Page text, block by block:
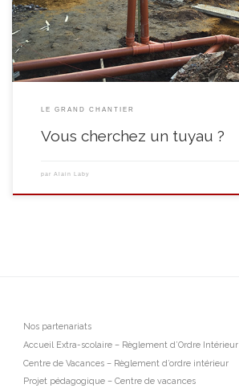
LE GRAND CHANTIER
Vous cherchez un tuyau ?
par Alain Laby
Nos partenariats
Accueil Extra-scolaire – Règlement d’Ordre Intérieur
Centre de Vacances – Règlement d’ordre intérieur
Projet pédagogique – Centre de vacances